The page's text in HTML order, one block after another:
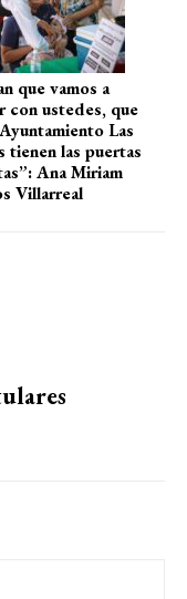
que vamos a
con ustedes, que
Las
tienen las puertas
Ana Miriam
Villarreal